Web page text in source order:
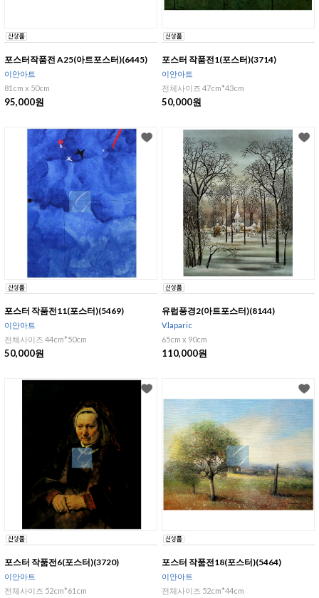
포스터작품전 A25(아트포스터)(6445)
이안아트
81cm x 50cm
95,000원
포스터 작품전1(포스터)(3714)
이안아트
전체사이즈 47cm*43cm
50,000원
포스터 작품전11(포스터)(5469)
이안아트
전체사이즈 44cm*50cm
50,000원
유럽풍경2(아트포스터)(8144)
V.laparic
65cm x 90cm
110,000원
포스터 작품전6(포스터)(3720)
이안아트
전체사이즈 52cm*61cm
포스터 작품전18(포스터)(5464)
이안아트
전체사이즈 52cm*44cm